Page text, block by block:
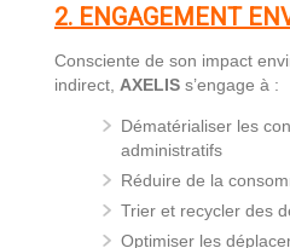
2. ENGAGEMENT
Consciente de son impact
indirect, AXELIS s’engage à :
Dématérialiser les
administratifs
Réduire de la
Trier et recycler des
Optimiser les